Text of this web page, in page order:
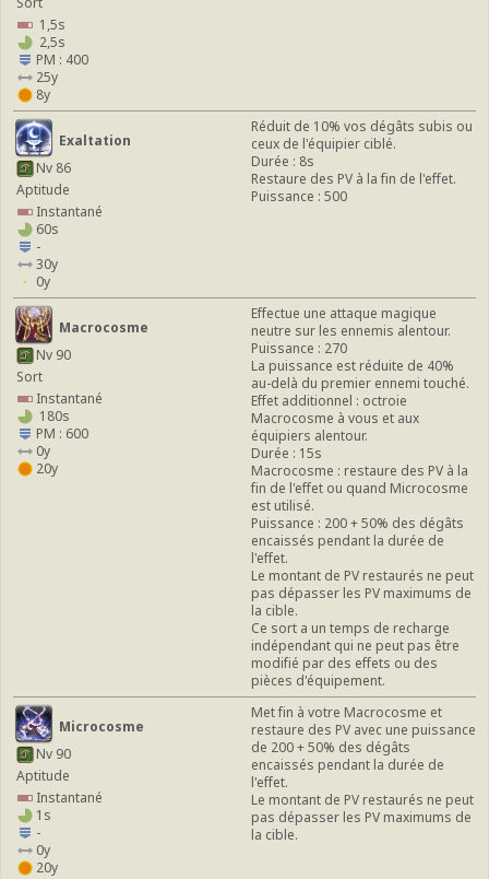
1,5s
2,5s
PM : 400
25y
8y
Exaltation
Nv 86
Aptitude
Instantané
60s
-
30y
0y
Réduit de 10% vos dégâts subis ou
ceux de l'équipier ciblé.
Durée : 8s
Restaure des PV à la fin de l'effet.
Puissance : 500
Macrocosme
Nv 90
Sort
Instantané
180s
PM : 600
0y
20y
Effectue une attaque magique
neutre sur les ennemis alentour.
Puissance : 270
La puissance est réduite de 40%
au-delà du premier ennemi touché.
Effet additionnel : octroie
Macrocosme à vous et aux
équipiers alentour.
Durée : 15s
Macrocosme : restaure des PV à la
fin de l'effet ou quand Microcosme
est utilisé.
Puissance : 200 + 50% des dégâts
encaissés pendant la durée de
l'effet.
Le montant de PV restaurés ne peut
pas dépasser les PV maximums de
la cible.
Ce sort a un temps de recharge
indépendant qui ne peut pas être
modifié par des effets ou des
pièces d'équipement.
Microcosme
Nv 90
Aptitude
Instantané
1s
-
0y
20y
Met fin à votre Macrocosme et
restaure des PV avec une puissance
de 200 + 50% des dégâts
encaissés pendant la durée de
l'effet.
Le montant de PV restaurés ne peut
pas dépasser les PV maximums de
la cible.